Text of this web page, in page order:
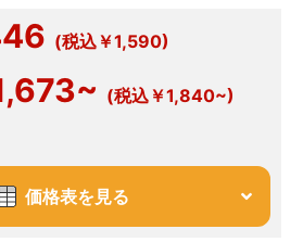
(税込￥1,590)
(税込￥1,840~)
価格表を見る